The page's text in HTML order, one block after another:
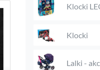
Klocki
Klocki
Lalki -